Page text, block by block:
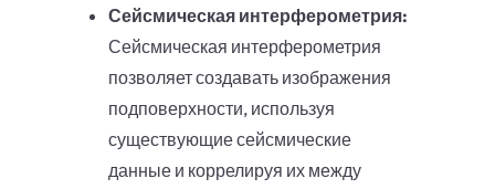
Сейсмическая интерферометрия:
Сейсмическая интерферометрия
позволяет создавать изображения
подповерхности, используя
существующие сейсмические
данные и коррелируя их между